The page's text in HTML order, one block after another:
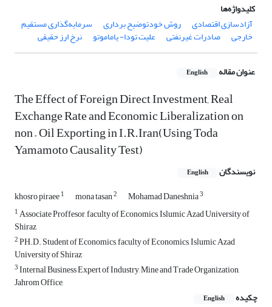
کلیدواژه‌ها
آزادسازی اقتصادی
روش خودتوضیح برداری سرمایه‌گذاری مستقیم
خارجی صادرات غیرنفتی علیت تودا- یاماموتو نرخ ارز حقیقی
عنوان مقاله English
The Effect of Foreign Direct Investment, Real
Exchange Rate and Economic Liberalization on
non – Oil Exporting in I.R.Iran(Using Toda
Yamamoto Causality Test)
نویسندگان English
khosro piraee1 mona tasan2 Mohamad Daneshnia3
1Associate Proffesor, faculty of Economics, Islumic Azad University of
Shiraz
2PH.D. Student of Economics, faculty of Economics, Islumic Azad
University of Shiraz
3Internal Business Expert of Industry, Mine and Trade Organization,
Jahrom Office,
چکیده
English